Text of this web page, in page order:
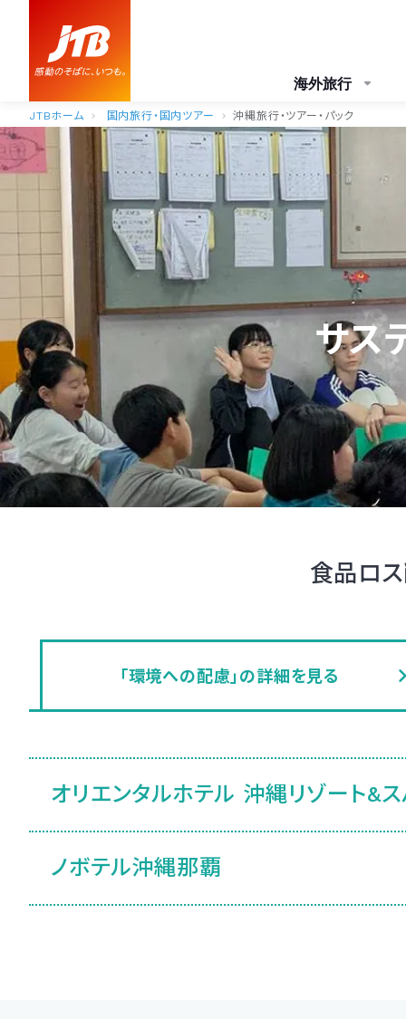
海外旅行
JTBホーム 国内旅行・国内ツアー 沖縄旅行・ツアー・パック
サス
食品ロ
「環境への配慮」の詳細を見る
オリエンタルホテル 沖縄リゾート&
ノボテル沖縄那覇